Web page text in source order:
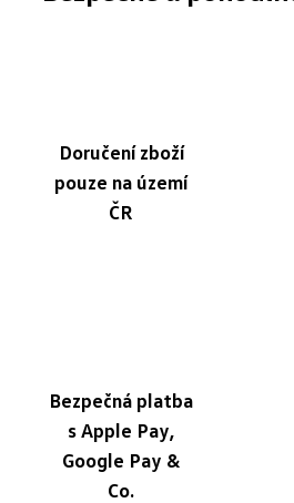
Doručení zboží
pouze na území
ČR
Bezpečná platba
s Apple Pay,
Google Pay &
Co.